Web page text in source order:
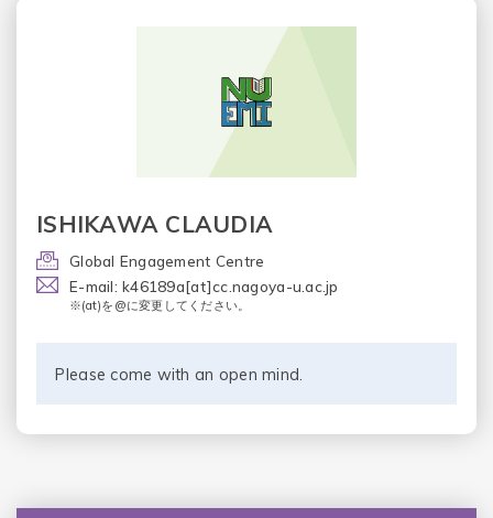
ISHIKAWA CLAUDIA
Global Engagement Centre
E-mail: k46189a[at]cc.nagoya-u.ac.jp
※(at)を@に変更してください。
Please come with an open mind.